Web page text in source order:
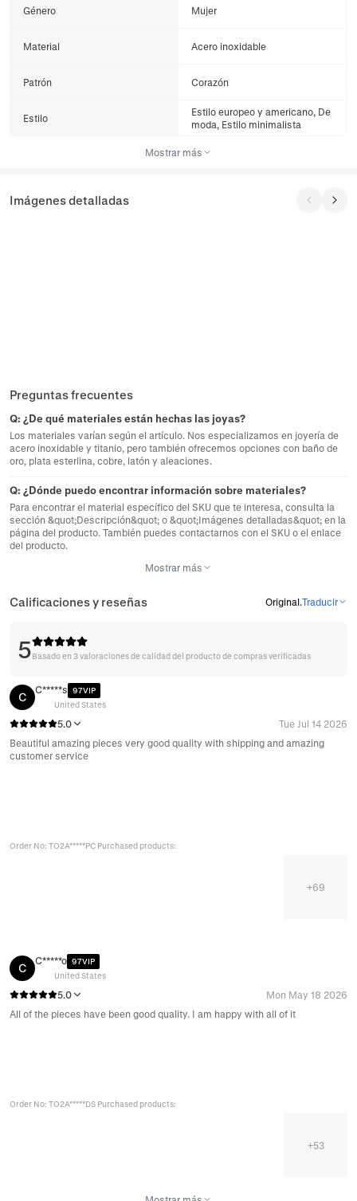
Género Mujer
Material Acero inoxidable
Patrón Corazón
Estilo
Estilo europeo y americano, De
moda, Estilo minimalista
Mostrar más
Imágenes detalladas
Preguntas frecuentes
Q: ¿De qué materiales están hechas las joyas?
Los materiales varían según el artículo. Nos especializamos en joyería de
acero inoxidable y titanio, pero también ofrecemos opciones con baño de
oro, plata esterlina, cobre, latón y aleaciones.
Q: ¿Dónde puedo encontrar información sobre materiales?
Para encontrar el material específico del SKU que te interesa, consulta la
sección &quot;Descripción&quot; o &quot;Imágenes detalladas&quot; en la
página del producto. También puedes contactarnos con el SKU o el enlace
del producto.
Mostrar más
Calificaciones y reseñas Original.Traducir
5Basado en 3 valoraciones de calidad del producto de compras verificadas
C
C*****s 97VIP
United States
5.0
Tue Jul 14 2026
Beautiful amazing pieces very good quality with shipping and amazing
customer service
Order No: TO2A*****PC Purchased products:
+69
C
C*****o 97VIP
United States
5.0
Mon May 18 2026
All of the pieces have been good quality. I am happy with all of it
Order No: TO2A*****DS Purchased products:
+53